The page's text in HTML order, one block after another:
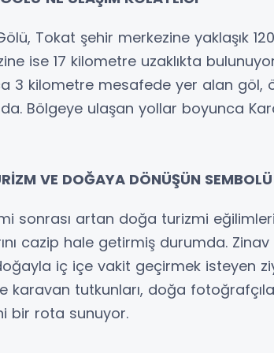
Tokat şehir merkezine yaklaşık
ise 17 kilometre uzaklıkta
3 kilometre mesafede yer alan göl,
Bölgeye ulaşan yollar boyunca
VE DOĞAYA DÖNÜŞÜN
sonrası artan doğa turizmi
cazip hale getirmiş durumda.
iç içe vakit geçirmek isteyen
karavan tutkunları, doğa
bir rota sunuyor.